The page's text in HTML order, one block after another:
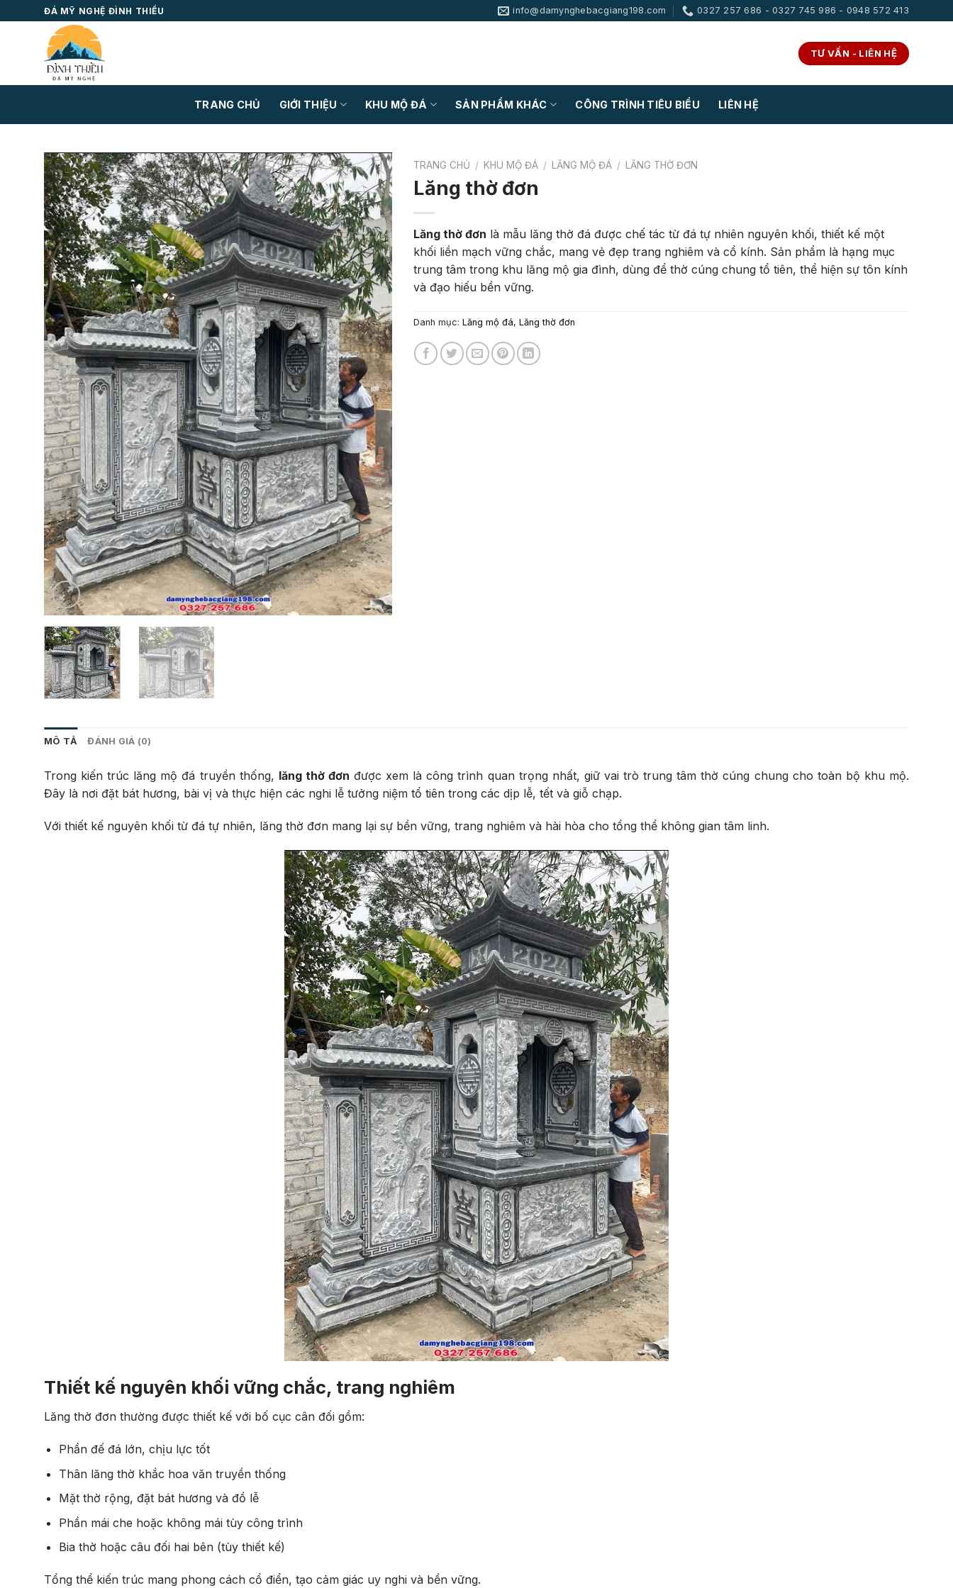
to
ĐÁ MỸ NGHỆ ĐÌNH THIỀU info@damynghebacgiang198.com 0327 257 686 - 0327 745 986 - 0948 572 413
TƯ VẤN - LIÊN HỆ
TRANG CHỦ GIỚI THIỆU KHU MỘ ĐÁ SẢN PHẨM KHÁC CÔNG TRÌNH TIÊU BIỂU LIÊN HỆ
TRANG CHỦ / KHU MỘ ĐÁ / LĂNG MỘ ĐÁ / LĂNG THỜ ĐƠN
Lăng thờ đơn
Lăng thờ đơn là mẫu lăng thờ đá được chế tác từ đá tự nhiên nguyên khối, thiết kế một
khối liền mạch vững chắc, mang vẻ đẹp trang nghiêm và cổ kính. Sản phẩm là hạng mục
trung tâm trong khu lăng mộ gia đình, dùng để thờ cúng chung tổ tiên, thể hiện sự tôn kính
và đạo hiếu bền vững.
Danh mục: Lăng mộ đá, Lăng thờ đơn
MÔ TẢ ĐÁNH GIÁ (0)
Trong kiến trúc lăng mộ đá truyền thống, lăng thờ đơn được xem là công trình quan trọng nhất, giữ vai trò trung tâm thờ cúng chung cho toàn bộ khu mộ.
Đây là nơi đặt bát hương, bài vị và thực hiện các nghi lễ tưởng niệm tổ tiên trong các dịp lễ, tết và giỗ chạp.
Với thiết kế nguyên khối từ đá tự nhiên, lăng thờ đơn mang lại sự bền vững, trang nghiêm và hài hòa cho tổng thể không gian tâm linh.
Thiết kế nguyên khối vững chắc, trang nghiêm
Lăng thờ đơn thường được thiết kế với bố cục cân đối gồm:
Phần đế đá lớn, chịu lực tốt
Thân lăng thờ khắc hoa văn truyền thống
Mặt thờ rộng, đặt bát hương và đồ lễ
Phần mái che hoặc không mái tùy công trình
Bia thờ hoặc câu đối hai bên (tùy thiết kế)
Tổng thể kiến trúc mang phong cách cổ điển, tạo cảm giác uy nghi và bền vững.